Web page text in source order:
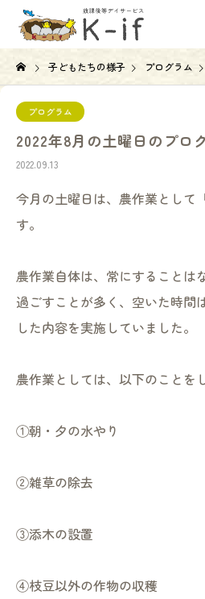
子どもたちの様子 プログラム
プログラム
2022年8月の土曜日のプロ
2022.09.13
今月の土曜日は、農作業として
す。
農作業自体は、常にすることは
過ごすことが多く、空いた時間
した内容を実施していました。
農作業としては、以下のことを
①朝・夕の水やり
②雑草の除去
③添木の設置
④枝豆以外の作物の収穫